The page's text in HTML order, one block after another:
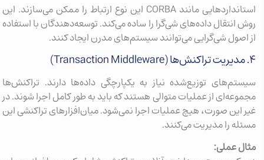
استانداردهایی مانند CORBA این نوع ارتباط را ممکن می‌سازند. این
روش انتقال داده‌های شی‌گرا را ساده می‌کند. توسعه‌دهندگان با استفاده
از اصول شی‌گرایی می‌توانند سیستم‌های مدرن ایجاد کنند.
۴. مدیریت تراکنش‌ها (Transaction Middleware)
سیستم‌های توزیع‌شده نیاز به یکپارچگی داده‌ها دارند. تراکنش‌ها
مجموعه‌ای از عملیات متوالی هستند که باید به طور کامل اجرا شوند. در
غیر این صورت، هیچ عملیات اجرا نمی‌شود. میان‌افزارهای تراکنشی این
مسئله را مدیریت می‌کنند.
مثال عملی: